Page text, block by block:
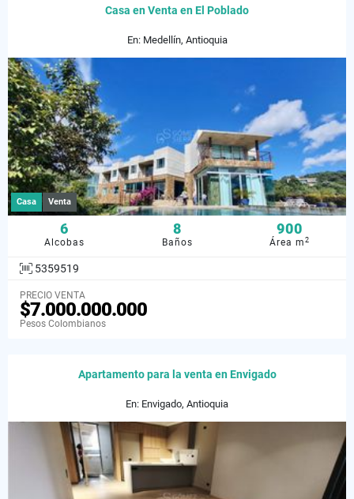
Casa en Venta en El Poblado
En: Medellín, Antioquia
Casa Venta
6
Alcobas
8
Baños
900
Área m2
5359519
PRECIO VENTA
$7.000.000.000
Pesos Colombianos
Apartamento para la venta en Envigado
En: Envigado, Antioquia